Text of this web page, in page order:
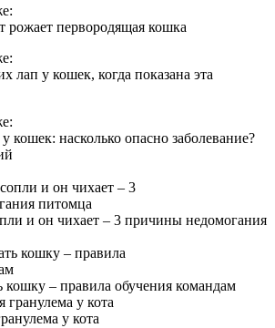
рожает первородящая кошка
лап у кошек, когда показана эта
кошек: насколько опасно заболевание?
и он чихает – 3 причины недомогания
кошку – правила обучения командам
у кота